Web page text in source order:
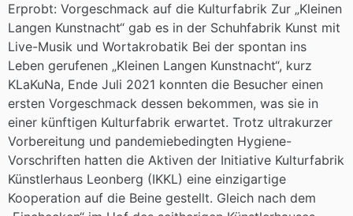
Erprobt: Vorgeschmack auf die Kulturfabrik Zur „Kleinen
Langen Kunstnacht“ gab es in der Schuhfabrik Kunst mit
Live-Musik und Wortakrobatik Bei der spontan ins
Leben gerufenen „Kleinen Langen Kunstnacht“, kurz
KLaKuNa, Ende Juli 2021 konnten die Besucher einen
ersten Vorgeschmack dessen bekommen, was sie in
einer künftigen Kulturfabrik erwartet. Trotz ultrakurzer
Vorbereitung und pandemiebedingten Hygiene-
Vorschriften hatten die Aktiven der Initiative Kulturfabrik
Künstlerhaus Leonberg (IKKL) eine einzigartige
Kooperation auf die Beine gestellt. Gleich nach dem